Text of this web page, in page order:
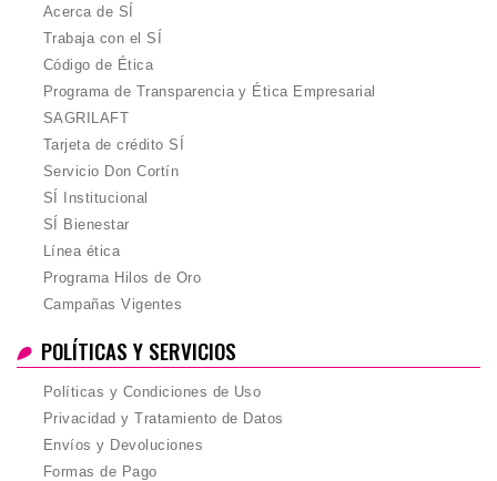
Acerca de SÍ
Trabaja con el SÍ
Código de Ética
Programa de Transparencia y Ética Empresarial
SAGRILAFT
Tarjeta de crédito SÍ
Servicio Don Cortín
SÍ Institucional
SÍ Bienestar
Línea ética
Programa Hilos de Oro
Campañas Vigentes
POLÍTICAS Y SERVICIOS
Políticas y Condiciones de Uso
Privacidad y Tratamiento de Datos
Envíos y Devoluciones
Formas de Pago